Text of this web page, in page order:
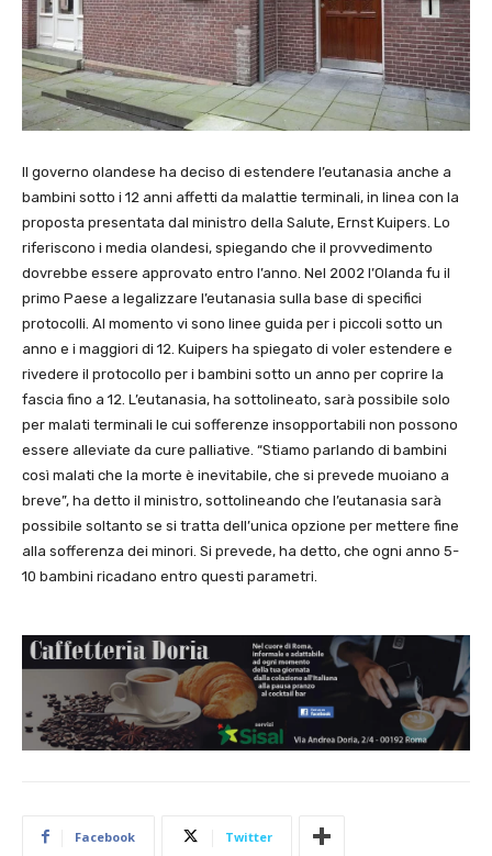
Il governo olandese ha deciso di estendere l’eutanasia anche a
bambini sotto i 12 anni affetti da malattie terminali, in linea con la
proposta presentata dal ministro della Salute, Ernst Kuipers. Lo
riferiscono i media olandesi, spiegando che il provvedimento
dovrebbe essere approvato entro l’anno. Nel 2002 l’Olanda fu il
primo Paese a legalizzare l’eutanasia sulla base di specifici
protocolli. Al momento vi sono linee guida per i piccoli sotto un
anno e i maggiori di 12. Kuipers ha spiegato di voler estendere e
rivedere il protocollo per i bambini sotto un anno per coprire la
fascia fino a 12. L’eutanasia, ha sottolineato, sarà possibile solo
per malati terminali le cui sofferenze insopportabili non possono
essere alleviate da cure palliative. “Stiamo parlando di bambini
così malati che la morte è inevitabile, che si prevede muoiano a
breve”, ha detto il ministro, sottolineando che l’eutanasia sarà
possibile soltanto se si tratta dell’unica opzione per mettere fine
alla sofferenza dei minori. Si prevede, ha detto, che ogni anno 5-
10 bambini ricadano entro questi parametri.
Facebook Twitter